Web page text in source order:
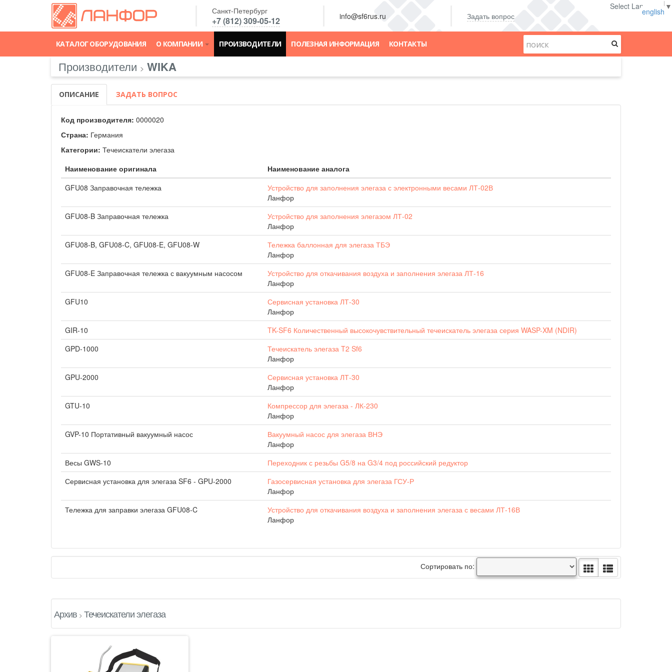
Санкт-Петербург
+7 (812) 309-05-12 info@sf6rus.ru Задать вопрос
КАТАЛОГ ОБОРУДОВАНИЯ О КОМПАНИИ ПРОИЗВОДИТЕЛИ ПОЛЕЗНАЯ ИНФОРМАЦИЯ КОНТАКТЫ
Производители > WIKA
ОПИСАНИЕ ЗАДАТЬ ВОПРОС
Код производителя: 0000020
Страна: Германия
Категории: Течеискатели элегаза
Наименование оригинала
Наименование аналога
GFU08 Заправочная тележка
Устройство для заполнения элегаза с электронными весами ЛТ-02В
Ланфор
GFU08-B Заправочная тележка
Устройство для заполнения элегазом ЛТ-02
Ланфор
GFU08-B, GFU08-C, GFU08-E, GFU08-W
Тележка баллонная для элегаза ТБЭ
Ланфор
GFU08-E Заправочная тележка с вакуумным насосом
Устройство для откачивания воздуха и заполнения элегаза ЛТ-16
Ланфор
GFU10
Сервисная установка ЛТ-30
Ланфор
GIR-10
TK-SF6 Количественный высокочувствительный течеискатель элегаза серия WASP-XM (NDIR)
GPD-1000
Течеискатель элегаза T2 Sf6
Ланфор
GPU-2000
Сервисная установка ЛТ-30
Ланфор
GTU-10
Компрессор для элегаза - ЛК-230
Ланфор
GVP-10 Портативный вакуумный насос
Вакуумный насос для элегаза ВНЭ
Ланфор
Весы GWS-10
Переходник с резьбы G5/8 на G3/4 под российский редуктор
Сервисная установка для элегаза SF6 - GPU-2000
Газосервисная установка для элегаза ГСУ-Р
Ланфор
Тележка для заправки элегаза GFU08-C
Устройство для откачивания воздуха и заполнения элегаза с весами ЛТ-16В
Ланфор
Сортировать по:
Архив > Течеискатели элегаза
Select Language ▼
english